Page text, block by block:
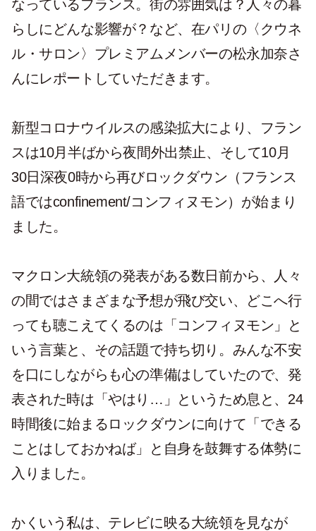
なっているフランス。街の雰囲気は？人々の暮
らしにどんな影響が？など、在パリの〈クウネ
ル・サロン〉プレミアムメンバーの松永加奈さ
んにレポートしていただきます。
新型コロナウイルスの感染拡大により、フラン
スは10月半ばから夜間外出禁止、そして10月
30日深夜0時から再びロックダウン（フランス
語ではconfinement/コンフィヌモン）が始まり
ました。
マクロン大統領の発表がある数日前から、人々
の間ではさまざまな予想が飛び交い、どこへ行
っても聴こえてくるのは「コンフィヌモン」と
いう言葉と、その話題で持ち切り。みんな不安
を口にしながらも心の準備はしていたので、発
表された時は「やはり…」というため息と、24
時間後に始まるロックダウンに向けて「できる
ことはしておかねば」と自身を鼓舞する体勢に
入りました。
かくいう私は、テレビに映る大統領を見なが